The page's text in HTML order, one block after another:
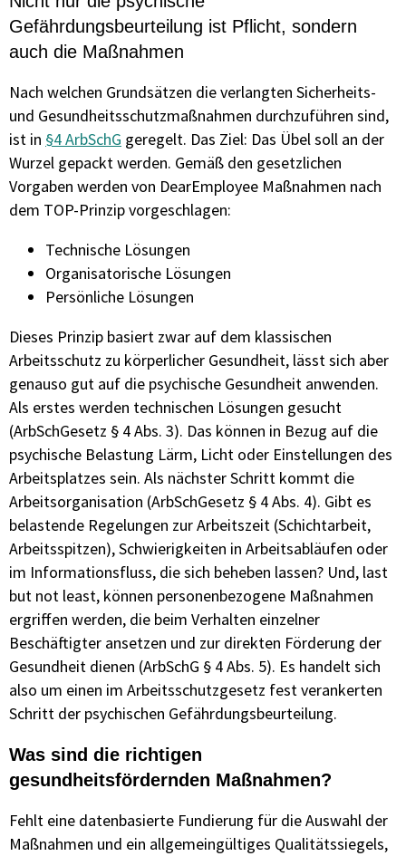
Gefährdungsbeurteilung ist Pflicht, sondern
auch die Maßnahmen
Nach welchen Grundsätzen die verlangten Sicherheits-
und Gesundheitsschutzmaßnahmen durchzuführen sind,
ist in §4 ArbSchG geregelt. Das Ziel: Das Übel soll an der
Wurzel gepackt werden. Gemäß den gesetzlichen
Vorgaben werden von DearEmployee Maßnahmen nach
dem TOP-Prinzip vorgeschlagen:
Technische Lösungen
Organisatorische Lösungen
Persönliche Lösungen
Dieses Prinzip basiert zwar auf dem klassischen
Arbeitsschutz zu körperlicher Gesundheit, lässt sich aber
genauso gut auf die psychische Gesundheit anwenden.
Als erstes werden technischen Lösungen gesucht
(ArbSchGesetz § 4 Abs. 3). Das können in Bezug auf die
psychische Belastung Lärm, Licht oder Einstellungen des
Arbeitsplatzes sein. Als nächster Schritt kommt die
Arbeitsorganisation (ArbSchGesetz § 4 Abs. 4). Gibt es
belastende Regelungen zur Arbeitszeit (Schichtarbeit,
Arbeitsspitzen), Schwierigkeiten in Arbeitsabläufen oder
im Informationsfluss, die sich beheben lassen? Und, last
but not least, können personenbezogene Maßnahmen
ergriffen werden, die beim Verhalten einzelner
Beschäftigter ansetzen und zur direkten Förderung der
Gesundheit dienen (ArbSchG § 4 Abs. 5). Es handelt sich
also um einen im Arbeitsschutzgesetz fest verankerten
Schritt der psychischen Gefährdungsbeurteilung.
Was sind die richtigen
gesundheitsfördernden Maßnahmen?
Fehlt eine datenbasierte Fundierung für die Auswahl der
Maßnahmen und ein allgemeingültiges Qualitätssiegels,